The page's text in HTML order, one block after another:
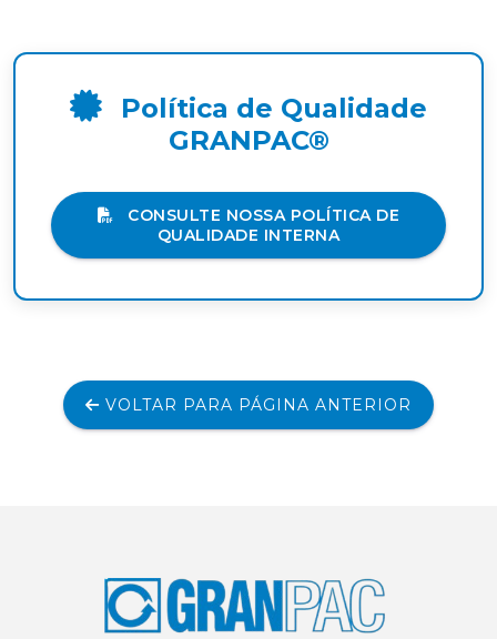
Política de Qualidade
GRANPAC®
CONSULTE NOSSA POLÍTICA DE
QUALIDADE INTERNA
VOLTAR PARA PÁGINA ANTERIOR